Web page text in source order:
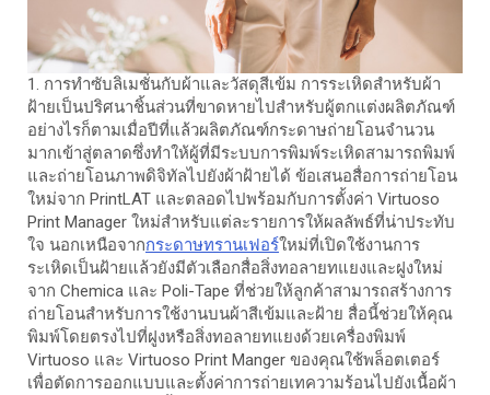
1. การทำซับลิเมชั่นกับผ้าและวัสดุสีเข้ม การระเหิดสำหรับผ้า
ฝ้ายเป็นปริศนาชิ้นส่วนที่ขาดหายไปสำหรับผู้ตกแต่งผลิตภัณฑ์
อย่างไรก็ตามเมื่อปีที่แล้วผลิตภัณฑ์กระดาษถ่ายโอนจำนวน
มากเข้าสู่ตลาดซึ่งทำให้ผู้ที่มีระบบการพิมพ์ระเหิดสามารถพิมพ์
และถ่ายโอนภาพดิจิทัลไปยังผ้าฝ้ายได้ ข้อเสนอสื่อการถ่ายโอน
ใหม่จาก PrintLAT และตลอดไปพร้อมกับการตั้งค่า Virtuoso
Print Manager ใหม่สำหรับแต่ละรายการให้ผลลัพธ์ที่น่าประทับ
ใจ นอกเหนือจากกระดาษทรานเฟอร์ใหม่ที่เปิดใช้งานการ
ระเหิดเป็นฝ้ายแล้วยังมีตัวเลือกสื่อสิ่งทอลายทแยงและฝูงใหม่
จาก Chemica และ Poli-Tape ที่ช่วยให้ลูกค้าสามารถสร้างการ
ถ่ายโอนสำหรับการใช้งานบนผ้าสีเข้มและฝ้าย สื่อนี้ช่วยให้คุณ
พิมพ์โดยตรงไปที่ฝูงหรือสิ่งทอลายทแยงด้วยเครื่องพิมพ์
Virtuoso และ Virtuoso Print Manger ของคุณใช้พล็อตเตอร์
เพื่อตัดการออกแบบและตั้งค่าการถ่ายเทความร้อนไปยังเนื้อผ้า